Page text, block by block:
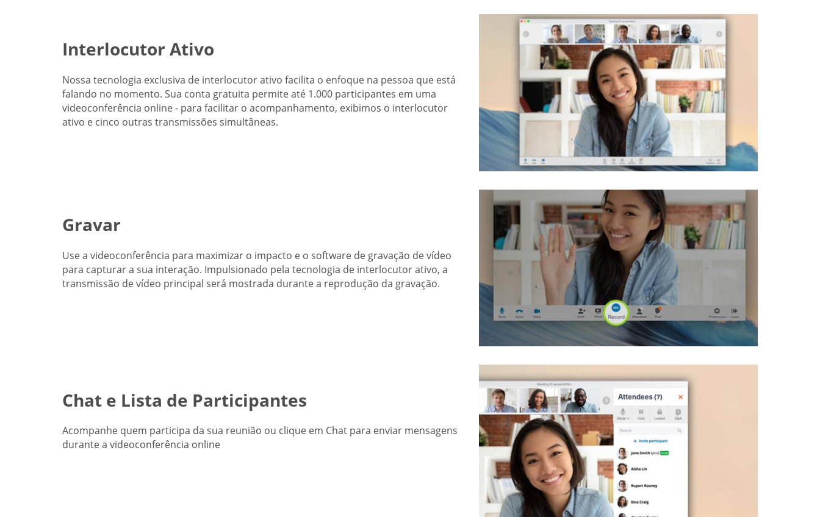
Interlocutor Ativo
Nossa tecnologia exclusiva de interlocutor ativo facilita o enfoque na pessoa que está
falando no momento. Sua conta gratuita permite até 1.000 participantes em uma
videoconferência online - para facilitar o acompanhamento, exibimos o interlocutor
ativo e cinco outras transmissões simultâneas.
Gravar
Use a videoconferência para maximizar o impacto e o software de gravação de vídeo
para capturar a sua interação. Impulsionado pela tecnologia de interlocutor ativo, a
transmissão de vídeo principal será mostrada durante a reprodução da gravação.
Chat e Lista de Participantes
Acompanhe quem participa da sua reunião ou clique em Chat para enviar mensagens
durante a videoconferência online